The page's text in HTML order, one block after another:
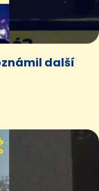
další